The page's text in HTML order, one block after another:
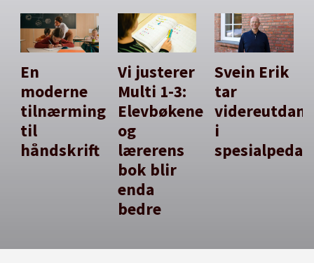
En
moderne
tilnærming
til
håndskrift
Vi justerer
Multi 1-3:
Elevbøkene
og
lærerens
bok blir
enda
bedre
Svein Erik
tar
i